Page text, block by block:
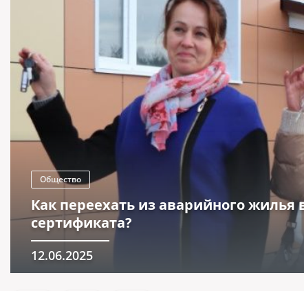
Общество
Как переехать из аварийного
сертификата?
12.06.2025